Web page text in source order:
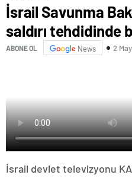
İsrail Savunma
saldırı tehdidinde
ABONE OL News 2
İsrail devlet televizyonu